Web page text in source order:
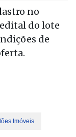
no
do lote
de
Imóveis